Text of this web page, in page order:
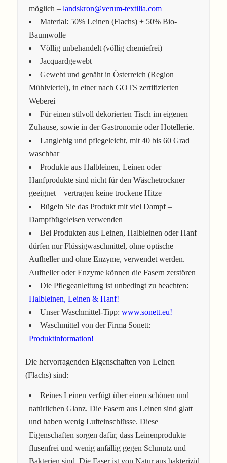
möglich – landskron@verum-textilia.com
Material: 50% Leinen (Flachs) + 50% Bio-
Baumwolle
Völlig unbehandelt (völlig chemiefrei)
Jacquardgewebt
Gewebt und genäht in Österreich (Region
Mühlviertel), in einer nach GOTS zertifizierten
Weberei
Für einen stilvoll dekorierten Tisch im eigenen
Zuhause, sowie in der Gastronomie oder Hotellerie.
Langlebig und pflegeleicht, mit 40 bis 60 Grad
waschbar
Produkte aus Halbleinen, Leinen oder
Hanfprodukte sind nicht für den Wäschetrockner
geeignet – vertragen keine trockene Hitze
Bügeln Sie das Produkt mit viel Dampf –
Dampfbügeleisen verwenden
Bei Produkten aus Leinen, Halbleinen oder Hanf
dürfen nur Flüssigwaschmittel, ohne optische
Aufheller und ohne Enzyme, verwendet werden.
Aufheller oder Enzyme können die Fasern zerstören
Die Pflegeanleitung ist unbedingt zu beachten:
Halbleinen, Leinen & Hanf!
Unser Waschmittel-Tipp: www.sonett.eu!
Waschmittel von der Firma Sonett:
Produktinformation!
Die hervorragenden Eigenschaften von Leinen
(Flachs) sind:
Reines Leinen verfügt über einen schönen und
natürlichen Glanz. Die Fasern aus Leinen sind glatt
und haben wenig Lufteinschlüsse. Diese
Eigenschaften sorgen dafür, dass Leinenprodukte
flusenfrei und wenig anfällig gegen Schmutz und
Bakterien sind. Die Faser ist von Natur aus bakterizid,